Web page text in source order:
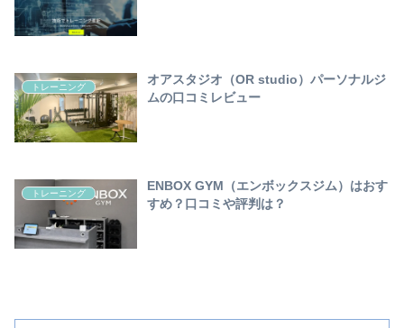
トレーニング
オアスタジオ（OR studio）パーソナルジ
ムの口コミレビュー
トレーニング
ENBOX GYM（エンボックスジム）はおす
すめ？口コミや評判は？